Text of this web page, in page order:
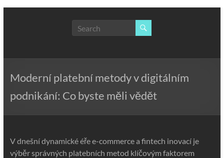
Line
Techniques
change
Moderní platební metody v digitálním
podnikání: Co byste měli vědět
V dnešní dynamické éře e-commerce a fintech inovací je
výběr správných platebních metod klíčovým faktorem